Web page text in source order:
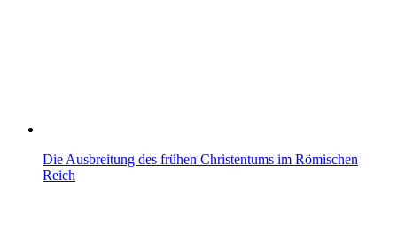
Die Ausbreitung des frühen Christentums im Römischen
Reich